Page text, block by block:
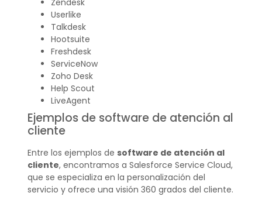
Userlike
Talkdesk
Hootsuite
Freshdesk
ServiceNow
Zoho Desk
Help Scout
LiveAgent
Ejemplos de software de atención al
cliente
Entre los ejemplos de software de atención al
cliente, encontramos a Salesforce Service Cloud,
que se especializa en la personalización del
servicio y ofrece una visión 360 grados del cliente.